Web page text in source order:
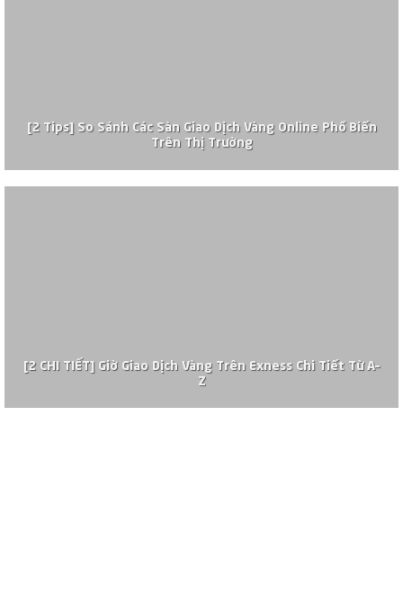
[2 Tips] So Sánh Các Sàn Giao Dịch Vàng Online Phổ Biến
Trên Thị Trường
[2 CHI TIẾT] Giờ Giao Dịch Vàng Trên Exness Chi Tiết Từ A–
Z